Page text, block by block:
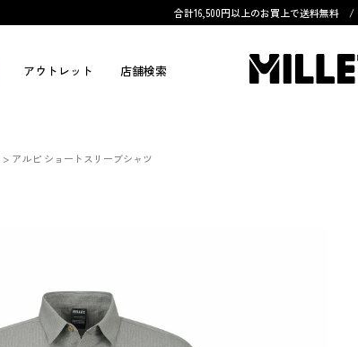
合計16,500円以上のお買上で送料無料 /
アウトレット 店舗検索
アルピ ショートスリーブシャツ